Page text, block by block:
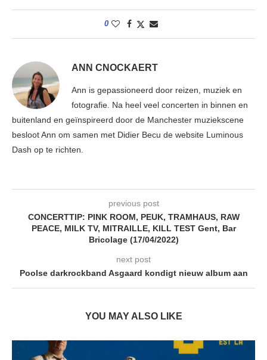
0
ANN CNOCKAERT
Ann is gepassioneerd door reizen, muziek en
fotografie. Na heel veel concerten in binnen en
buitenland en geïnspireerd door de Manchester muziekscene
besloot Ann om samen met Didier Becu de website Luminous
Dash op te richten.
previous post
CONCERTTIP: PINK ROOM, PEUK, TRAMHAUS, RAW
PEACE, MILK TV, MITRAILLE, KILL TEST Gent, Bar
Bricolage (17/04/2022)
next post
Poolse darkrockband Asgaard kondigt nieuw album aan
YOU MAY ALSO LIKE